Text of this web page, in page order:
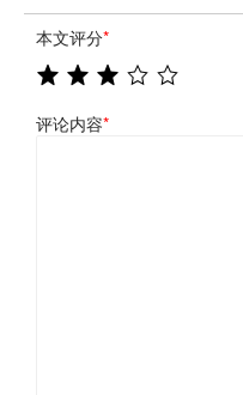
本文评分*
评论内容*